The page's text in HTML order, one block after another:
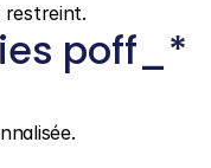
restreint.
poff_*